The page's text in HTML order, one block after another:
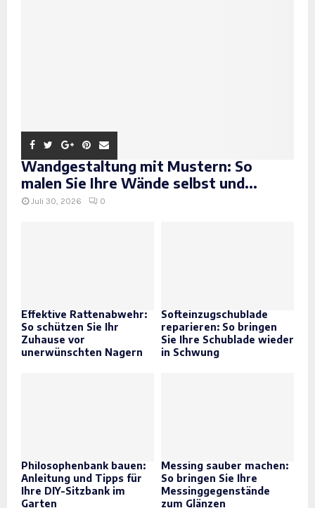
Wandgestaltung mit Mustern: So
malen Sie Ihre Wände selbst und...
Juli 30, 2026 0
Effektive Rattenabwehr:
So schützen Sie Ihr
Zuhause vor
unerwünschten Nagern
Softeinzugschublade
reparieren: So bringen
Sie Ihre Schublade wieder
in Schwung
Philosophenbank bauen:
Anleitung und Tipps für
Ihre DIY-Sitzbank im
Garten
Messing sauber machen:
So bringen Sie Ihre
Messinggegenstände
zum Glänzen